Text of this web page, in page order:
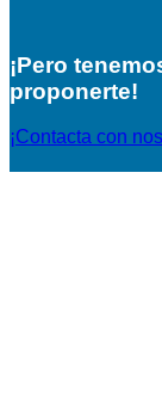
¡Pero
proponerte!
¡Contacta con